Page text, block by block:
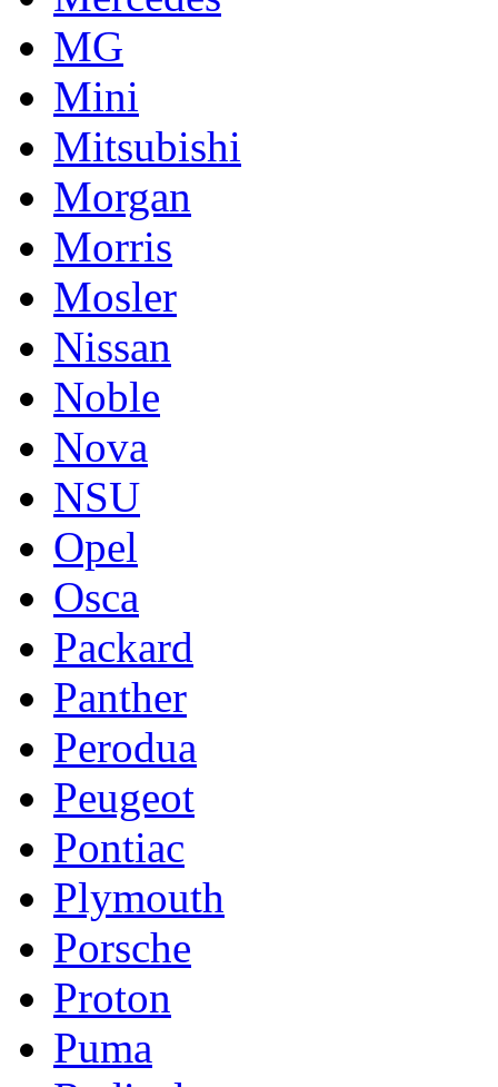
MG
Mini
Mitsubishi
Morgan
Morris
Mosler
Nissan
Noble
Nova
NSU
Opel
Osca
Packard
Panther
Perodua
Peugeot
Pontiac
Plymouth
Porsche
Proton
Puma